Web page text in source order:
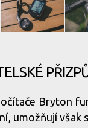
Bryton
umožňují však